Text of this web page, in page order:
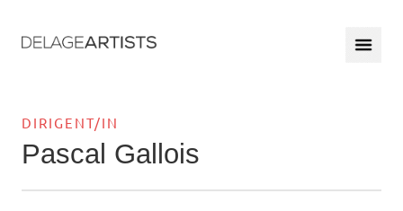
DIRIGENT/IN
Pascal Gallois